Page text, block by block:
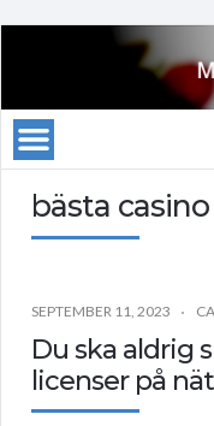
bästa
SEPTEMBER 11, 2023
Du ska aldrig
licenser på